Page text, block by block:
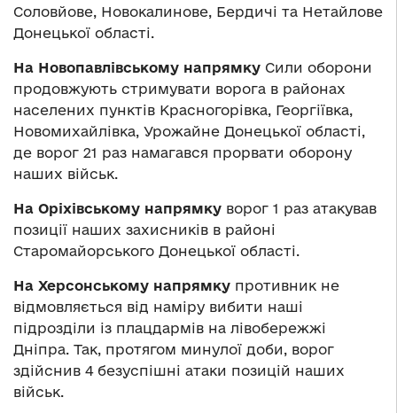
Соловйове, Новокалинове, Бердичі та Нетайлове
Донецької області.
На Новопавлівському напрямку Сили оборони
продовжують стримувати ворога в районах
населених пунктів Красногорівка, Георгіївка,
Новомихайлівка, Урожайне Донецької області,
де ворог 21 раз намагався прорвати оборону
наших військ.
На Оріхівському напрямку ворог 1 раз атакував
позиції наших захисників в районі
Старомайорського Донецької області.
На Херсонському напрямку противник не
відмовляється від наміру вибити наші
підрозділи із плацдармів на лівобережжі
Дніпра. Так, протягом минулої доби, ворог
здійснив 4 безуспішні атаки позицій наших
військ.